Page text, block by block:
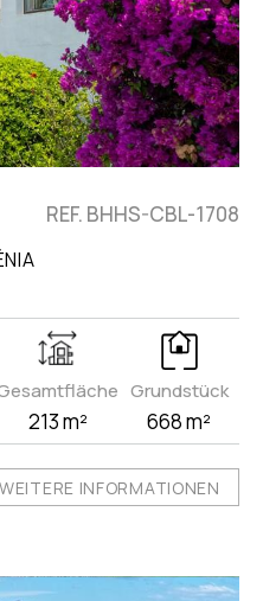
REF. BHHS-CBL-1708
213 m²
Grundstück
668 m²
WEITERE INFORMATIONEN